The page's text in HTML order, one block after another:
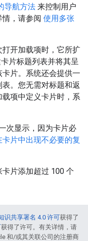
导航方法 来控制用户
，请参阅 使用多张
开加载项时，它所扩
片标题列表并将其呈
片。系统还会提供一
。您无需对标题和返
项中定义卡片时，系
次显示，因为卡片必
片中出现不必要的复
片添加超过 100 个
识共享署名 4.0 许可获得了
获得了许可。有关详情，请
和/或其关联公司的注册商